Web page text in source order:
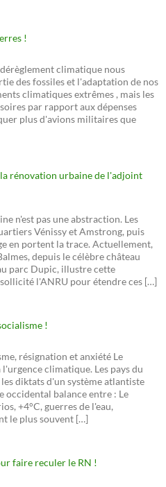
!
climatique nous
des fossiles et l'adaptation de nos
climatiques extrêmes , mais les
par rapport aux dépenses
plus d'avions militaires que
rénovation urbaine de l'adjoint
n'est pas une abstraction. Les
Vénissy et Amstrong, puis
en portent la trace. Actuellement,
depuis le célèbre château
parc Dupic, illustre cette
l'ANRU pour étendre ces […]
!
résignation et anxiété Le
climatique. Les pays du
diktats d'un système atlantiste
occidental balance entre : Le
+4°C, guerres de l'eau,
le plus souvent […]
faire reculer le RN !